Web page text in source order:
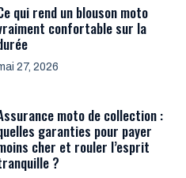
qui rend un blouson moto
confortable sur la
27, 2026
moto de collection :
garanties pour payer
cher et rouler l’esprit
?